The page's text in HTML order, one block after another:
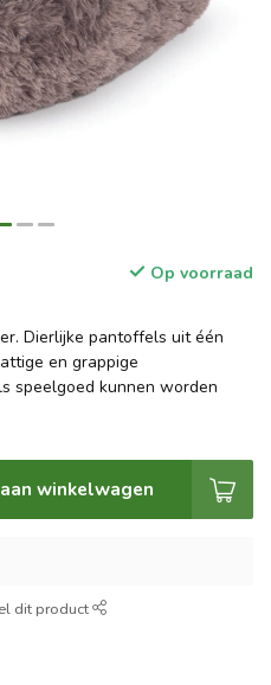
Op voorraad
Dierlijke pantoffels uit één
en grappige
speelgoed kunnen worden
winkelwagen
dit product